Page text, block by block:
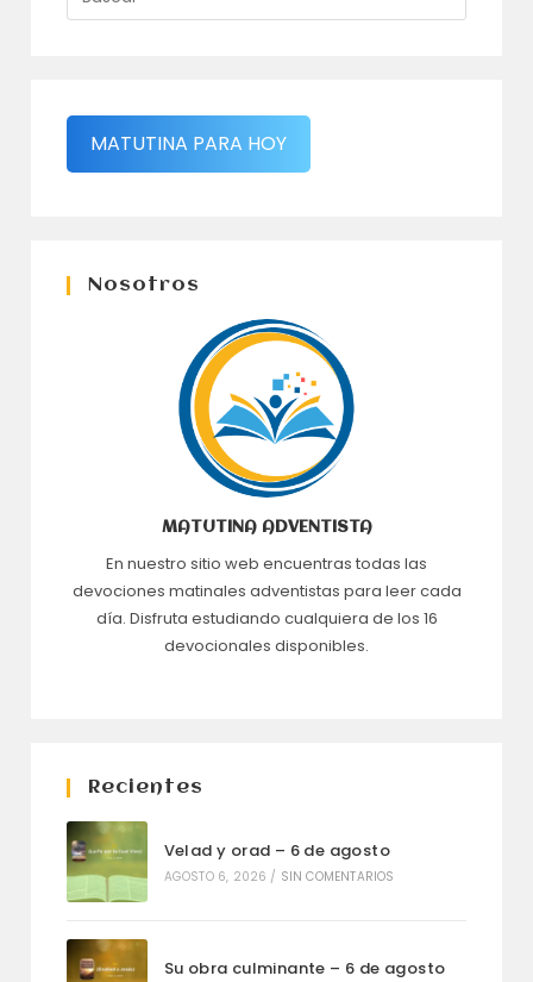
MATUTINA PARA HOY
Nosotros
MATUTINA ADVENTISTA
En nuestro sitio web encuentras todas las
devociones matinales adventistas para leer cada
día. Disfruta estudiando cualquiera de los 16
devocionales disponibles.
Recientes
Velad y orad – 6 de agosto
AGOSTO 6, 2026 / SIN COMENTARIOS
Su obra culminante – 6 de agosto